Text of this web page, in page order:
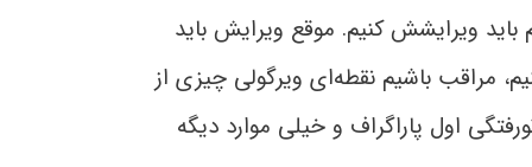
باید ویرایشش کنیم. موقع ویرایش باید
مراقب باشیم نقطه‌ای ویرگولی چیزی از
اول پاراگراف و خیلی موارد دیگه